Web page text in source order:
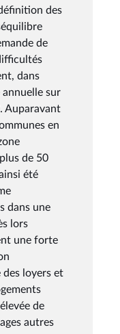
des
de
dans
annuelle sur
Auparavant
en
de 50
été
dans une
lors
une forte
des loyers et
de
autres